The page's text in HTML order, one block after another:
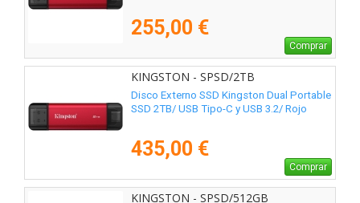
255,00 €
Comprar
KINGSTON - SPSD/2TB
Disco Externo SSD Kingston Dual Portable
SSD 2TB/ USB Tipo-C y USB 3.2/ Rojo
435,00 €
Comprar
KINGSTON - SPSD/512GB